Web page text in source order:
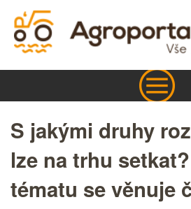
S jakými druhy
lze na trhu
tématu se věnuje